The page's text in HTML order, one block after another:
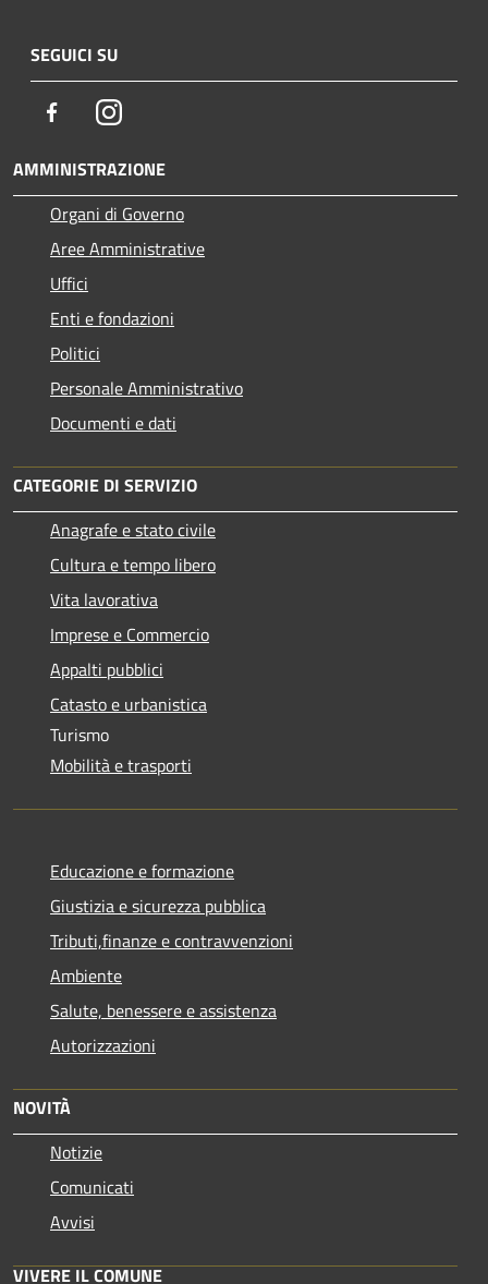
SEGUICI SU
FacebookInstagram
AMMINISTRAZIONE
Organi di Governo
Aree Amministrative
Uffici
Enti e fondazioni
Politici
Personale Amministrativo
Documenti e dati
CATEGORIE DI SERVIZIO
Anagrafe e stato civile
Cultura e tempo libero
Vita lavorativa
Imprese e Commercio
Appalti pubblici
Catasto e urbanistica
Turismo
Mobilità e trasporti
Educazione e formazione
Giustizia e sicurezza pubblica
Tributi,finanze e contravvenzioni
Ambiente
Salute, benessere e assistenza
Autorizzazioni
NOVITÀ
Notizie
Comunicati
Avvisi
VIVERE IL COMUNE